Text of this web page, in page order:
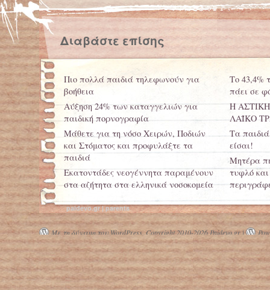
Διαβάστε επίσης
Πιο πολλά παιδιά τηλεφωνούν για
βοήθεια
Αύξηση 24% των καταγγελιών για
παιδική πορνογραφία
Μάθετε για τη νόσο Χειρών, Ποδιών
και Στόματος και προφυλάξτε τα
παιδιά
Εκατοντάδες νεογέννητα παραμένουν
στα αζήτητα στα ελληνικά νοσοκομεία
Δυσχερείς οι συνθήκες στα
καταστήματα κράτησης ανηλίκων
Το 43,4%
πάει σε
Η
ΛΑΪΚΟ
Τα
είσαι!
Μητέρα
τυφλό και
τους
paidevo.gr | parents
Με τη δύναμη του WordPress. Copyright 2010-2026 Paidevo.gr |